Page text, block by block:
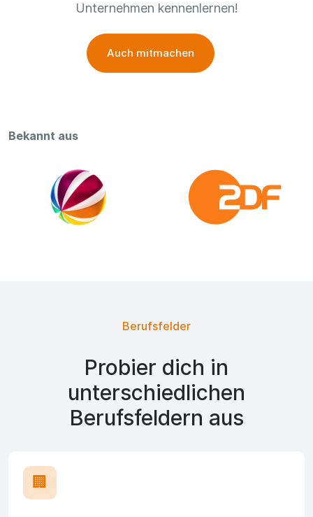
Unternehmen kennenlernen!
Auch mitmachen
Bekannt aus
Berufsfelder
Probier dich in
unterschiedlichen
Berufsfeldern aus
🏢